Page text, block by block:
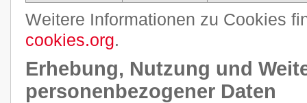
Weitere Informationen zu Cookies
cookies.org.
Erhebung, Nutzung und
personenbezogener Daten